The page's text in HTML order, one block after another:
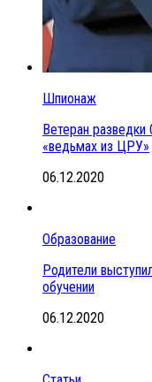
Шпионаж
Ветеран
«ведьмах из ЦРУ»
06.12.2020
Образование
Родители
обучении
06.12.2020